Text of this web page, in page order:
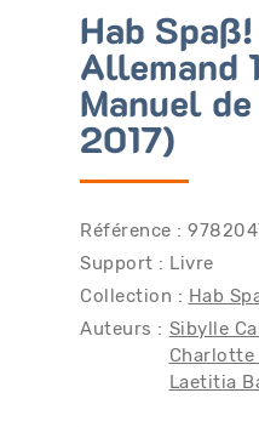
Hab
Allemand
Manuel
2017)
Référence :
Support : Livre
Collection : Hab
Auteurs : Sibylle
Charlotte
Laetitia